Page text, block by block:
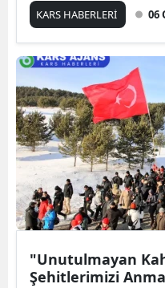
KARS HABERLERİ 06
"Unutulmayan
Şehitlerimizi